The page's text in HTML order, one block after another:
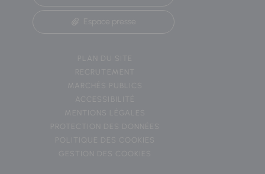
Espace presse
PLAN DU SITE
RECRUTEMENT
MARCHÉS PUBLICS
ACCESSIBILITÉ
MENTIONS LÉGALES